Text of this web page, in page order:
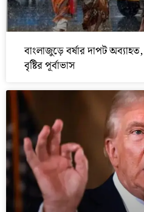
বাংলাজুড়ে বর্ষার দাপট অব্যাহত,
বৃষ্টির পূর্বাভাস